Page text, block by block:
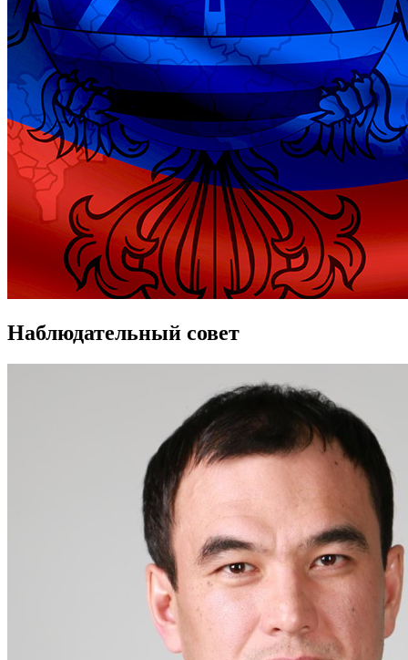
Наблюдательный совет